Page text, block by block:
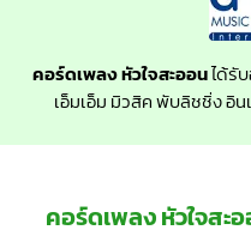
คอร์ดเพลง หัวใจสะออนได้รั
เอ็มเอ็ม มิวสิค พับลิชชิ่ง อิน
คอร์ดเพลง หัวใจสะ